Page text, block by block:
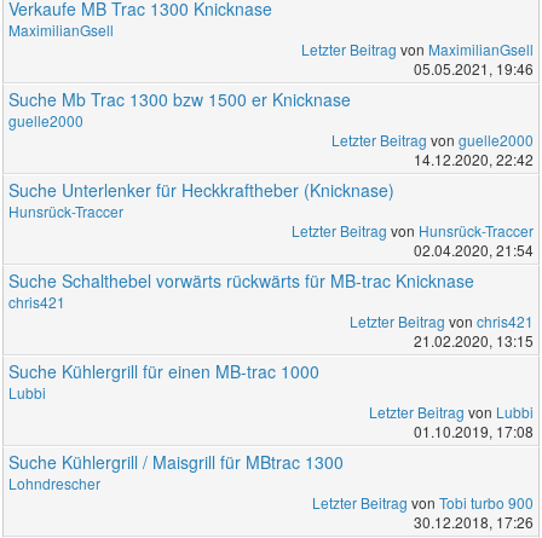
Verkaufe MB Trac 1300 Knicknase
MaximilianGsell
Letzter Beitrag von MaximilianGsell
05.05.2021, 19:46
Suche Mb Trac 1300 bzw 1500 er Knicknase
guelle2000
Letzter Beitrag von guelle2000
14.12.2020, 22:42
Suche Unterlenker für Heckkraftheber (Knicknase)
Hunsrück-Traccer
Letzter Beitrag von Hunsrück-Traccer
02.04.2020, 21:54
Suche Schalthebel vorwärts rückwärts für MB-trac Knicknase
chris421
Letzter Beitrag von chris421
21.02.2020, 13:15
Suche Kühlergrill für einen MB-trac 1000
Lubbi
Letzter Beitrag von Lubbi
01.10.2019, 17:08
Suche Kühlergrill / Maisgrill für MBtrac 1300
Lohndrescher
Letzter Beitrag von Tobi turbo 900
30.12.2018, 17:26